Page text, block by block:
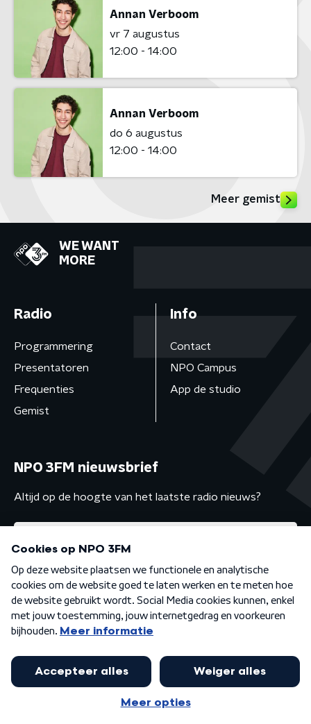
Annan Verboom
vr 7 augustus
12:00 - 14:00
Annan Verboom
do 6 augustus
12:00 - 14:00
Meer gemist
WE WANT
MORE
Radio
Programmering
Presentatoren
Frequenties
Gemist
Info
Contact
NPO Campus
App de studio
NPO 3FM nieuwsbrief
Altijd op de hoogte van het laatste radio nieuws?
Algemene voorwaarden Privacybeleid